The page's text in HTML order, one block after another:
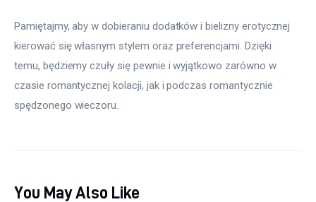
Pamiętajmy, aby w dobieraniu dodatków i bielizny erotycznej
kierować się własnym stylem oraz preferencjami. Dzięki
temu, będziemy czuły się pewnie i wyjątkowo zarówno w
czasie romantycznej kolacji, jak i podczas romantycznie
spędzonego wieczoru.
You May Also Like